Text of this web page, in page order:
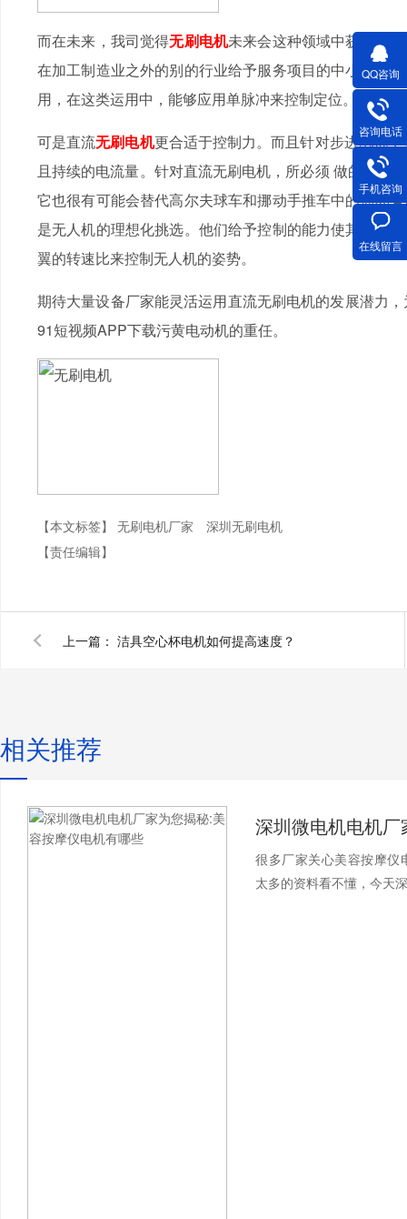
而在未来，我司觉得无刷电机未来会这种领域中获得应
在加工制造业之外的别的行业给予服务项目的中小型智
用，在这类运用中，能够应用单脉冲来控制定位。
可是直流无刷电机更合适于控制力。而且针对步进电机
且持续的电流量。针对直流无刷电机，所必须 做的仅仅
它也很有可能会替代高尔夫球车和挪动手推车中的简易
是无人机的理想化挑选。他们给予控制的能力使其尤其
翼的转速比来控制无人机的姿势。
期待大量设备厂家能灵活运用直流无刷电机的发展潜力
91短视频APP下载污黄电动机的重任。
【本文标签】 无刷电机厂家
深圳无刷电机
【责任编辑】
上一篇： 洁具空心杯电机如何提高速度？
相关推荐
很多厂家关心美容按摩仪
太多的资料看不懂，今天
QQ咨询
咨询电话
手机咨询
在线留言